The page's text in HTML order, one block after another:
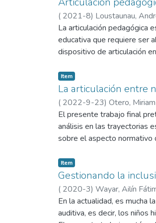
hay una correlación directa
espacios/tiempos
la congregación, Don
del recreo, reconociendo
( 2021-8) Loustaunau,
La articulación pedagógica
educativa que requiere ser
dispositivo de articulación
percepciones y aquello que
subcategorías: articulación,
marco normativo,
enfoque integrador y de
sea el eje del trabajo
realidades con respecto al
prácticas educativas,
trayectoria escolar de los
Item
La articulación entre
( 2022-9-23) Otero,
El presente trabajo final
análisis en las trayectorias
sobre el aspecto normativo
este trabajo. Para tal fin se
tiene un alcance descriptivo
institucional, observaciones
material teórico y
que la articulación sea un
Item
Gestionando la
( 2020-3) Wayar, Ailín
En la actualidad, es mucha
auditiva, es decir, los niños